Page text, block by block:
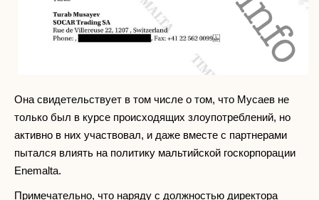
Она свидетельствует в том числе о том, что Мусаев не
только был в курсе происходящих злоупотреблений, но
активно в них участвовал, и даже вместе с партнерами
пытался влиять на политику мальтийской госкорпорации
Enemalta.
Примечательно, что наряду с должностью директора